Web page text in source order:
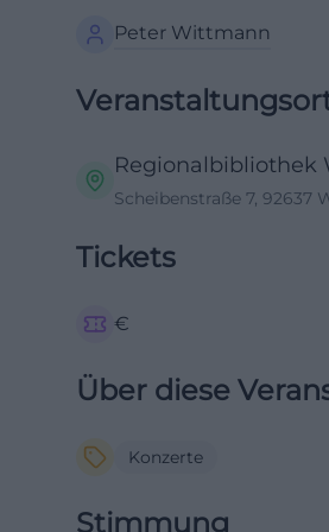
Peter Wittmann
Regionalbibliothek
Scheibenstraße 7, 92637
Tickets
€
Über diese
Konzerte
Stimmung